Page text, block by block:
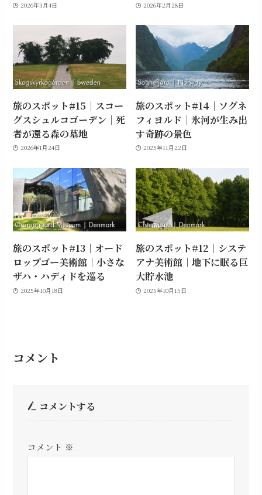
2026年3月4日 2026年2月28日
旅のスポット#15｜スコー
グスシュルコゴーデン｜死
者が還る森の墓地
2026年1月24日
旅のスポット#14｜ソグネ
フィヨルド｜氷河が生み出
す奇跡の景色
2025年11月22日
旅のスポット#13｜オード
ロップゴー美術館｜小さな
ザハ・ハディドを巡る
2025年10月18日
旅のスポット#12｜システ
アナ美術館｜地下に眠る巨
大貯水池
2025年10月15日
コメント
コメントする
コメント ※